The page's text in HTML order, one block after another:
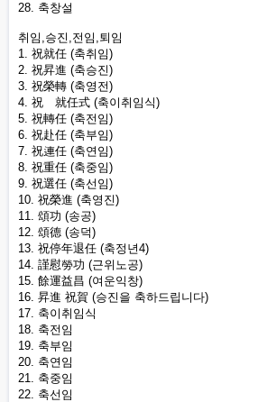
28. 축창설
취임,승진,전임,퇴임
1. 祝就任 (축취임)
2. 祝昇進 (축승진)
3. 祝榮轉 (축영전)
4. 祝離就任式 (축이취임식)
5. 祝轉任 (축전임)
6. 祝赴任 (축부임)
7. 祝連任 (축연임)
8. 祝重任 (축중임)
9. 祝選任 (축선임)
10. 祝榮進 (축영진)
11. 頌功 (송공)
12. 頌德 (송덕)
13. 祝停年退任 (축정년4)
14. 謹慰勞功 (근위노공)
15. 餘運益昌 (여운익창)
16. 昇進 祝賀 (승진을 축하드립니다)
17. 축이취임식
18. 축전임
19. 축부임
20. 축연임
21. 축중임
22. 축선임